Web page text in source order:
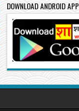
DOWNLOAD ANDROID APP